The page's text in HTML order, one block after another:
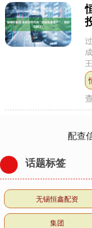
配查
话题标签
无锡恒鑫配资
集团